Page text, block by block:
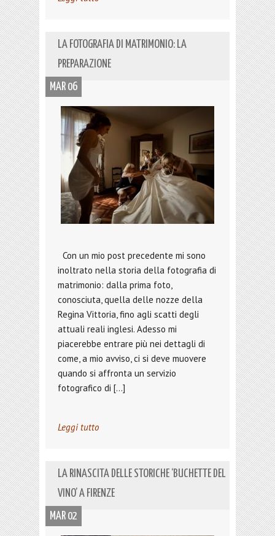
LA FOTOGRAFIA DI MATRIMONIO: LA
PREPARAZIONE
MAR 06
Con un mio post precedente mi sono
inoltrato nella storia della fotografia di
matrimonio: dalla prima foto,
conosciuta, quella delle nozze della
Regina Vittoria, fino agli scatti degli
attuali reali inglesi. Adesso mi
piacerebbe entrare più nei dettagli di
come, a mio avviso, ci si deve muovere
quando si affronta un servizio
fotografico di […]
Leggi tutto
LA RINASCITA DELLE STORICHE ‘BUCHETTE DEL
VINO’ A FIRENZE
MAR 02